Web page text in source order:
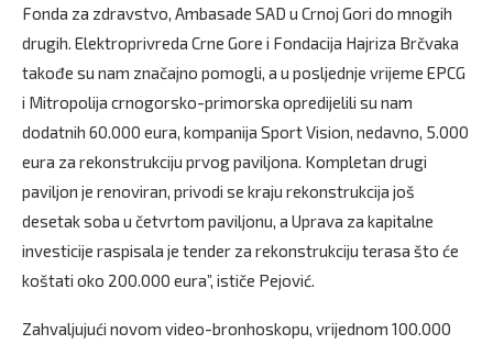
Fonda za zdravstvo, Ambasade SAD u Crnoj Gori do mnogih
drugih. Elektroprivreda Crne Gore i Fondacija Hajriza Brčvaka
takođe su nam značajno pomogli, a u posljednje vrijeme EPCG
i Mitropolija crnogorsko-primorska opredijelili su nam
dodatnih 60.000 eura, kompanija Sport Vision, nedavno, 5.000
eura za rekonstrukciju prvog paviljona. Kompletan drugi
paviljon je renoviran, privodi se kraju rekonstrukcija još
desetak soba u četvrtom paviljonu, a Uprava za kapitalne
investicije raspisala je tender za rekonstrukciju terasa što će
koštati oko 200.000 eura”, ističe Pejović.
Zahvaljujući novom video-bronhoskopu, vrijednom 100.000